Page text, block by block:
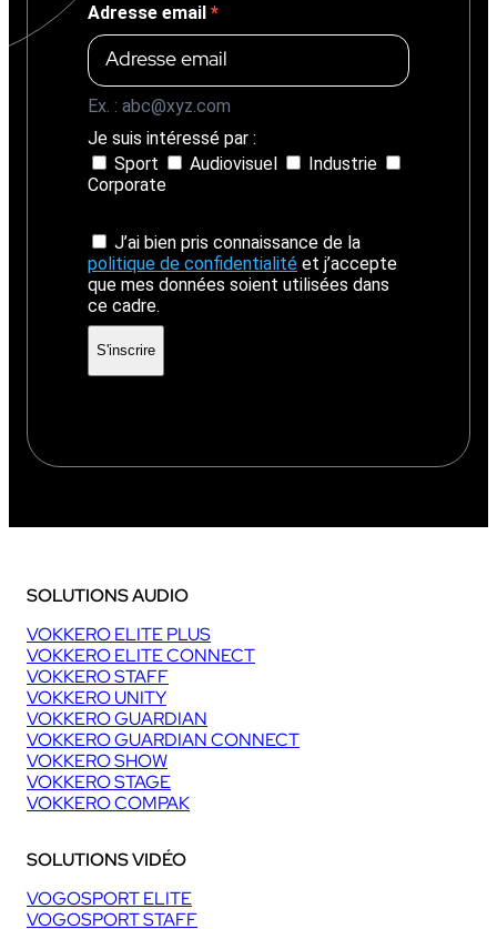
Adresse email
Ex. : abc@xyz.com
Je suis intéressé par :
Sport
Audiovisuel
Industrie
Corporate
J’ai bien pris connaissance de la
politique de confidentialité et j’accepte
que mes données soient utilisées dans
ce cadre.
SOLUTIONS AUDIO
VOKKERO ELITE PLUS
VOKKERO ELITE CONNECT
VOKKERO STAFF
VOKKERO UNITY
VOKKERO GUARDIAN
VOKKERO GUARDIAN CONNECT
VOKKERO SHOW
VOKKERO STAGE
VOKKERO COMPAK
SOLUTIONS VIDÉO
VOGOSPORT ELITE
VOGOSPORT STAFF